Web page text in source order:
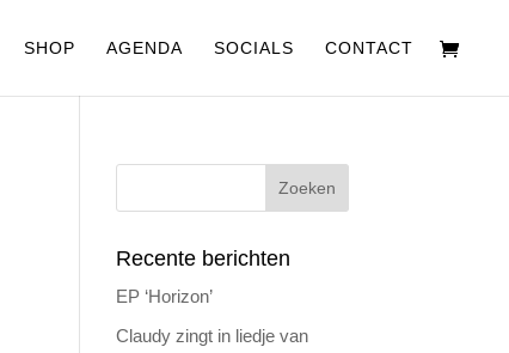
SHOP AGENDA SOCIALS CONTACT
Recente berichten
EP ‘Horizon’
Claudy zingt in liedje van